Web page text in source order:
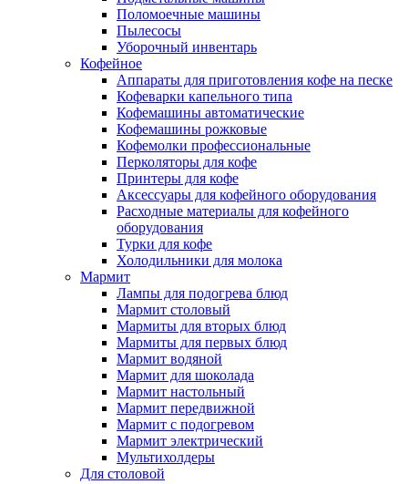
Поломоечные машины
Пылесосы
Уборочный инвентарь
Кофейное
Аппараты для приготовления кофе на песке
Кофеварки капельного типа
Кофемашины автоматические
Кофемашины рожковые
Кофемолки профессиональные
Перколяторы для кофе
Принтеры для кофе
Аксессуары для кофейного оборудования
Расходные материалы для кофейного
оборудования
Турки для кофе
Холодильники для молока
Мармит
Лампы для подогрева блюд
Мармит столовый
Мармиты для вторых блюд
Мармиты для первых блюд
Мармит водяной
Мармит для шоколада
Мармит настольный
Мармит передвижной
Мармит с подогревом
Мармит электрический
Мультихолдеры
Для столовой